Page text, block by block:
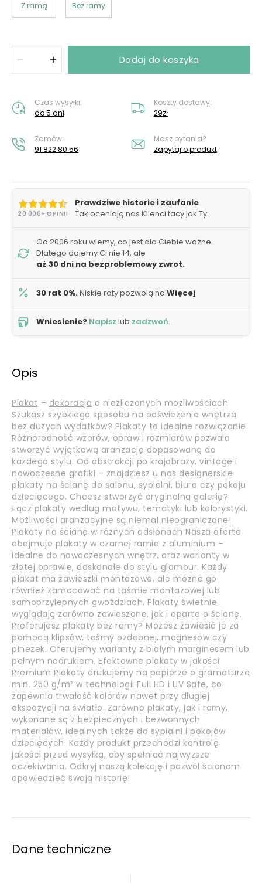
Z ramą Bez ramy
Dodaj do koszyka
Czas wysyłki:
do 5 dni
Koszty dostawy:
29zł
Zamów:
91 822 80 56
Masz pytania?
Zapytaj o produkt
20 000+ OPINII
Prawdziwe historie i zaufanie
Tak oceniają nas Klienci tacy jak Ty
Od 2006 roku wiemy, co jest dla Ciebie ważne.
Dlatego dajemy Ci nie 14, ale
aż 30 dni na bezproblemowy zwrot.
30 rat 0%.Niskie raty pozwolą na Więcej
Wniesienie? Napisz lub zadzwoń.
Opis
Plakat – dekoracja o niezliczonych możliwościach
Szukasz szybkiego sposobu na odświeżenie wnętrza
bez dużych wydatków? Plakaty to idealne rozwiązanie.
Różnorodność wzorów, opraw i rozmiarów pozwala
stworzyć wyjątkową aranżację dopasowaną do
każdego stylu. Od abstrakcji po krajobrazy, vintage i
nowoczesne grafiki – znajdziesz u nas designerskie
plakaty na ścianę do salonu, sypialni, biura czy pokoju
dziecięcego. Chcesz stworzyć oryginalną galerię?
Łącz plakaty według motywu, tematyki lub kolorystyki.
Możliwości aranżacyjne są niemal nieograniczone!
Plakaty na ścianę w różnych odsłonach Nasza oferta
obejmuje plakaty w czarnej ramie z aluminium –
idealne do nowoczesnych wnętrz, oraz warianty w
złotej oprawie, doskonałe do stylu glamour. Każdy
plakat ma zawieszki montażowe, ale można go
również zamocować na taśmie montażowej lub
samoprzylepnych gwoździach. Plakaty świetnie
wyglądają zarówno zawieszone, jak i oparte o ścianę.
Preferujesz plakaty bez ramy? Możesz zawiesić je za
pomocą klipsów, taśmy ozdobnej, magnesów czy
pinezek. Oferujemy warianty z białym marginesem lub
pełnym nadrukiem. Efektowne plakaty w jakości
Premium Plakaty drukujemy na papierze o gramaturze
min. 250 g/m² w technologii Full HD i UV Safe, co
zapewnia trwałość kolorów nawet przy długiej
ekspozycji na światło. Zarówno plakaty, jak i ramy,
wykonane są z bezpiecznych i bezwonnych
materiałów, idealnych także do sypialni i pokojów
dziecięcych. Każdy produkt przechodzi kontrolę
jakości przed wysyłką, aby spełniać najwyższe
oczekiwania. Odkryj naszą kolekcję i pozwól ścianom
opowiedzieć swoją historię!
Dane techniczne